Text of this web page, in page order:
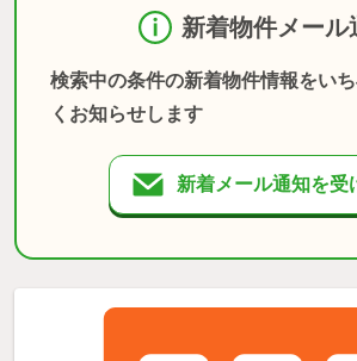
新着物件メール
検索中の条件の新着物件情報をい
くお知らせします
新着メール通知を受